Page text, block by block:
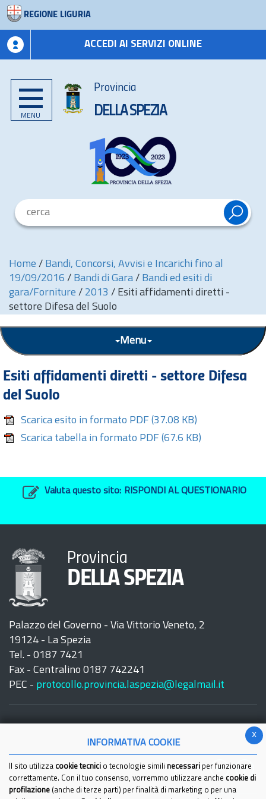
REGIONE LIGURIA
ACCEDI AI SERVIZI ONLINE
MENU
Provincia
DELLA SPEZIA
Home / Bandi, Concorsi, Avvisi e Incarichi fino al
19/09/2016 / Bandi di Gara / Bandi ed esiti di
gara/Forniture / 2013 / Esiti affidamenti diretti -
settore Difesa del Suolo
Menu
Esiti affidamenti diretti - settore Difesa
del Suolo
Scarica esito in formato PDF (37.08 KB)
Scarica tabella in formato PDF (67.6 KB)
Valuta questo sito: RISPONDI AL QUESTIONARIO
Provincia
DELLA SPEZIA
Palazzo del Governo - Via Vittorio Veneto, 2
19124 - La Spezia
Tel. - 0187 7421
Fax - Centralino 0187 742241
PEC - protocollo.provincia.laspezia@legalmail.it
Seguici su:
x
INFORMATIVA COOKIE
Il sito utilizza cookie tecnici o tecnologie simili necessari per funzionare
correttamente. Con il tuo consenso, vorremmo utilizzare anche cookie di
profilazione (anche di terze parti) per finalità di marketing o per una